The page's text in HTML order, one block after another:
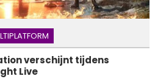
verschijnt tijdens
Live